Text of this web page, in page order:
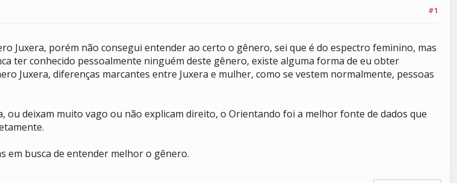
#1
Juxera, porém não consegui entender ao certo o gênero, sei que é do espectro feminino, mas
ter conhecido pessoalmente ninguém deste gênero, existe alguma forma de eu obter
Juxera, diferenças marcantes entre Juxera e mulher, como se vestem normalmente, pessoas
deixam muito vago ou não explicam direito, o Orientando foi a melhor fonte de dados que
em busca de entender melhor o gênero.